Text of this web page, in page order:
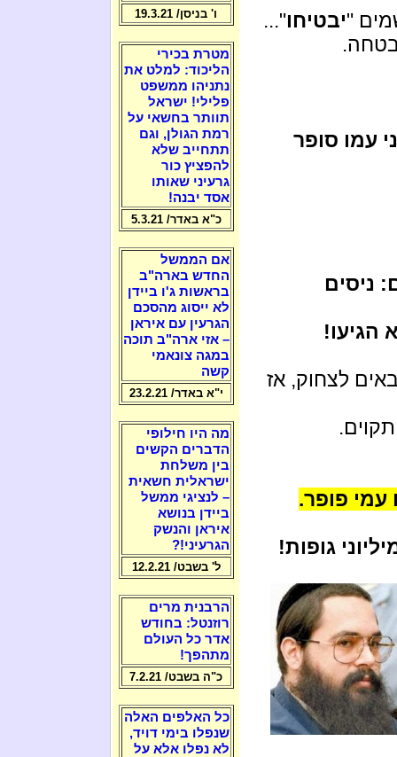
"יבטיחו"...
עמו סופר
ניסים
לצחוק, אז
פופר.
גופות!
ו' בניסן/ 19.3.21
מטרת בכירי
הליכוד: למלט את
נתניהו ממשפט
פלילי! ישראל
תוותר בחשאי על
רמת הגולן, וגם
תתחייב שלא
להפציץ כור
גרעיני שאותו
אסד יבנה!
כ"א באדר/ 5.3.21
אם הממשל
החדש בארה"ב
בראשות ג'ו ביידן
לא ייסוג מהסכם
הגרעין עם איראן
– אזי ארה"ב תוכה
במגה צונאמי
קשה
י"א באדר/ 23.2.21
מה היו חילופי
הדברים הקשים
בין משלחת
ישראלית חשאית
– לנציגי ממשל
ביידן בנושא
איראן והנשק
הגרעיני!?
ל' בשבט/ 12.2.21
הרבנית מרים
רוזנטל: בחודש
אדר כל העולם
מתהפך!
כ"ה בשבט/ 7.2.21
כל האלפים האלה
שנפלו בימי דויד,
לא נפלו אלא על